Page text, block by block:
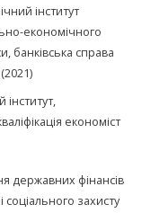
інститут
економічного
банківська справа
економіст
державних фінансів
соціального захисту